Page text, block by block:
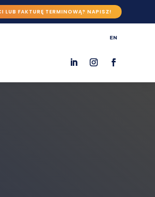
LUB FAKTURĘ TERMINOWĄ? NAPISZ!
EN